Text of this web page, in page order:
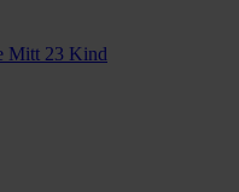
Mitt 23 Kind